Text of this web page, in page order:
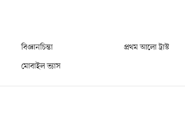
বিজ্ঞানচিন্তা প্রথম আলো ট্রাস্ট
মোবাইল ভ্যাস